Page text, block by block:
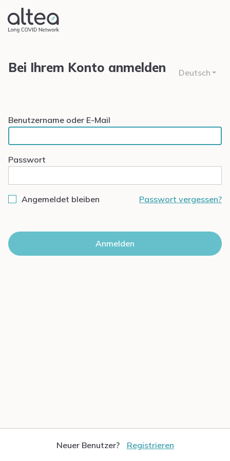
Deutsch
Bei Ihrem Konto anmelden
Benutzername oder E-Mail
Passwort
Angemeldet bleiben Passwort vergessen?
Neuer Benutzer? Registrieren